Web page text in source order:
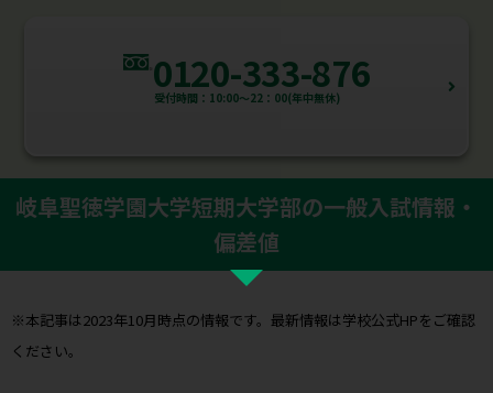
0120-333-876
受付時間：10:00～22：00(年中無休)
岐阜聖徳学園大学短期大学部の一般入試情報・
偏差値
※本記事は2023年10月時点の情報です。最新情報は学校公式HPをご確認
ください。